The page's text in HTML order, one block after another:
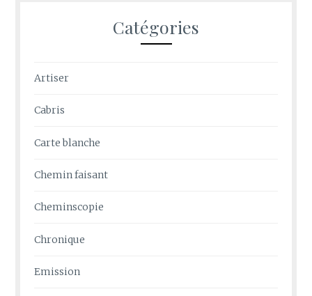
Catégories
Artiser
Cabris
Carte blanche
Chemin faisant
Cheminscopie
Chronique
Emission